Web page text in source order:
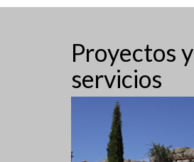
Proyectos y
servicios